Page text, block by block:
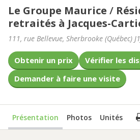
Le Groupe Maurice /
retraités à Jacques-
111, rue Bellevue, Sherbrooke (Québec)
Obtenir un prix
Vérifier les
Demander à faire une visite
Présentation Photos Unités